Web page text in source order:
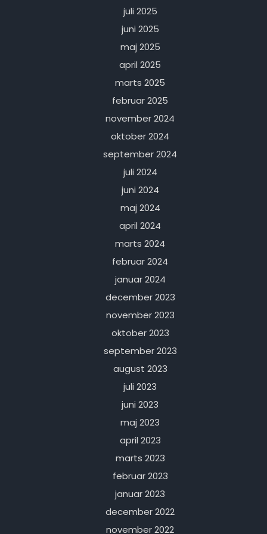
juli 2025
juni 2025
maj 2025
april 2025
marts 2025
februar 2025
november 2024
oktober 2024
september 2024
juli 2024
juni 2024
maj 2024
april 2024
marts 2024
februar 2024
januar 2024
december 2023
november 2023
oktober 2023
september 2023
august 2023
juli 2023
juni 2023
maj 2023
april 2023
marts 2023
februar 2023
januar 2023
december 2022
november 2022